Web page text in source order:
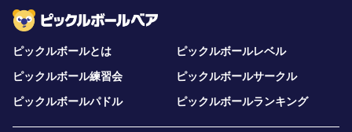
ピックルボールとは
ピックルボールレベル
ピックルボール練習会
ピックルボールサークル
ピックルボールパドル
ピックルボールランキング